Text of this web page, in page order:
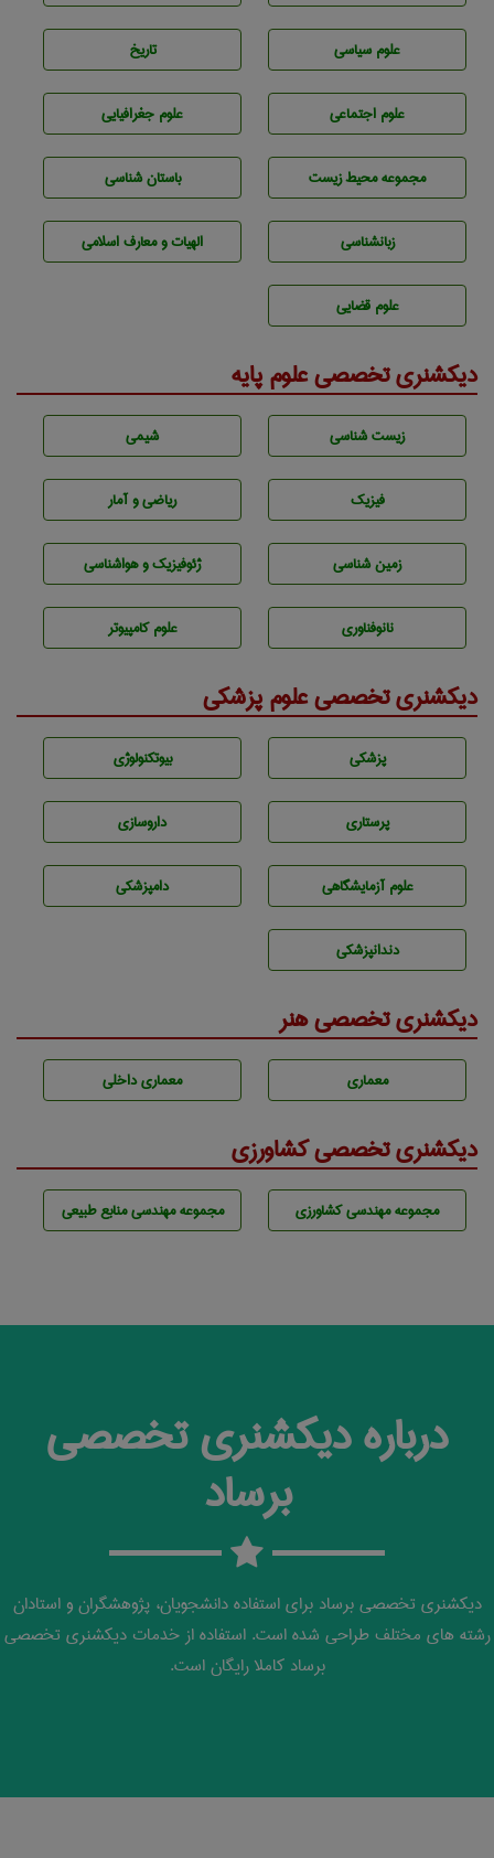
علوم سياسی تاريخ
علوم اجتماعی علوم جغرافيايی
مجموعه محيط زيست باستان شناسی
زبانشناسی الهیات و معارف اسلامی
علوم قضایی
دیکشنری تخصصی علوم پایه
زيست شناسی شيمی
فیزیک ریاضی و آمار
زمين شناسی ژئوفيزيك و هواشناسی
نانوفناوری علوم کامپیوتر
دیکشنری تخصصی علوم پزشکی
پزشكی بيوتكنولوژی
پرستاری داروسازی
علوم آزمايشگاهی دامپزشكی
دندانپزشكی
دیکشنری تخصصی هنر
معماری معماری داخلی
دیکشنری تخصصی کشاورزی
مجموعه مهندسی كشاورزی مجموعه مهندسی منابع طبيعی
درباره دیکشنری تخصصی
برساد
دیکشنری تخصصی برساد برای استفاده دانشجویان، پژوهشگران و استادان
رشته های مختلف طراحی شده است. استفاده از خدمات دیکشنری تخصصی
برساد کاملا رایگان است.